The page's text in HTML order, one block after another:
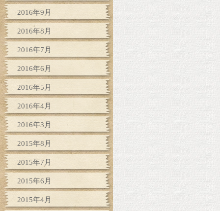
2016年9月
2016年8月
2016年7月
2016年6月
2016年5月
2016年4月
2016年3月
2015年8月
2015年7月
2015年6月
2015年4月